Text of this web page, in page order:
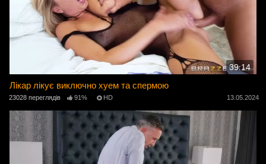
39:14
Лікар лікує виключно хуем та спермою
23028 переглядів 91% HD 13.05.2024